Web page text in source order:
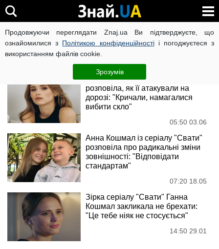
Продовжуючи переглядати Znaj.ua Ви підтверджуєте, що
ознайомилися з Політикою конфіденційностіі погоджуєтеся з
використанням файлів cookie.
Зрозумів
Анна Кошмал
Новини
Ганна Кошмал із "Сватів"
розповіла, як її атакували на
дорозі: "Кричали, намагалися
вибити скло"
05:50 03.06
Анна Кошмал із серіалу "Свати"
розповіла про радикальні зміни
зовнішності: "Відповідати
стандартам"
07:20 18.05
Зірка серіалу "Свати" Ганна
Кошмал закликала не брехати:
"Це тебе ніяк не стосується"
14:50 29.01